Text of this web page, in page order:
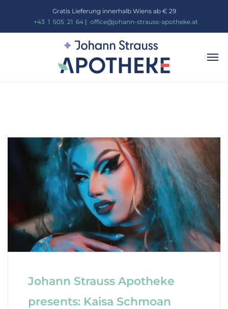
Gratis Lieferung innerhalb Wiens ab € 29
+43 1 505_ 21 64| office@johann-strauss-apotheke.at
Johann Strauss Apotheke
presents: Kaisa Schmoan